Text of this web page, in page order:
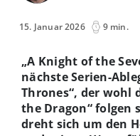
15. Januar 2026 9 min.
„A Knight of the
nächste Serien-
Thrones“, der wohl
the Dragon“ folgen
dreht sich um den